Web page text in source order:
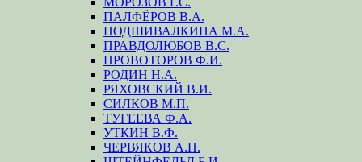
ПАЛФЁРОВ В.А.
ПОДШИВАЛКИНА М.А.
ПРАВДОЛЮБОВ В.С.
ПРОВОТОРОВ Ф.И.
РОДИН Н.А.
РЯХОВСКИЙ В.И.
СИЛКОВ М.П.
ТУГЕЕВА Ф.А.
УТКИН В.Ф.
ЧЕРВЯКОВ А.Н.